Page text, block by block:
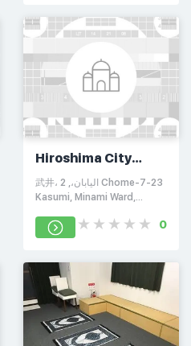
Hiroshima City
Mosque
武井، اليابان،, 2 Chome-7-23
Kasumi, Minami Ward,
Япония
0